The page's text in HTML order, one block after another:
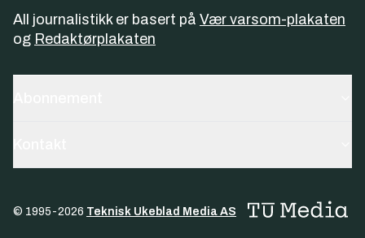
All journalistikk er basert på Vær varsom-plakaten
og Redaktørplakaten
© 1995-2026 Teknisk Ukeblad Media AS